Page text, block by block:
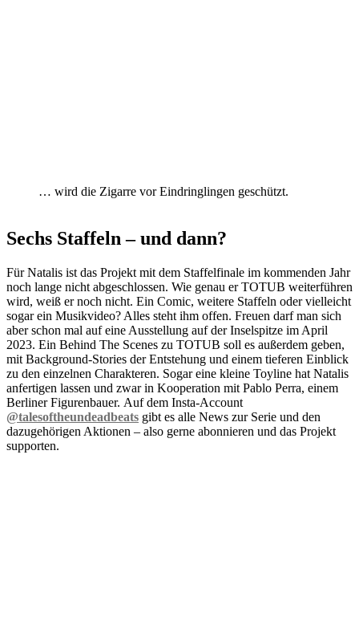
… wird die Zigarre vor Eindringlingen geschützt.
Sechs Staffeln – und dann?
Für Natalis ist das Projekt mit dem Staffelfinale im kommenden Jahr
noch lange nicht abgeschlossen. Wie genau er TOTUB weiterführen
wird, weiß er noch nicht. Ein Comic, weitere Staffeln oder vielleicht
sogar ein Musikvideo? Alles steht ihm offen. Freuen darf man sich
aber schon mal auf eine Ausstellung auf der Inselspitze im April
2023. Ein Behind The Scenes zu TOTUB soll es außerdem geben,
mit Background-Stories der Entstehung und einem tieferen Einblick
zu den einzelnen Charakteren. Sogar eine kleine Toyline hat Natalis
anfertigen lassen und zwar in Kooperation mit Pablo Perra, einem
Berliner Figurenbauer. Auf dem Insta-Account
@talesoftheundeadbeats gibt es alle News zur Serie und den
dazugehörigen Aktionen – also gerne abonnieren und das Projekt
supporten.